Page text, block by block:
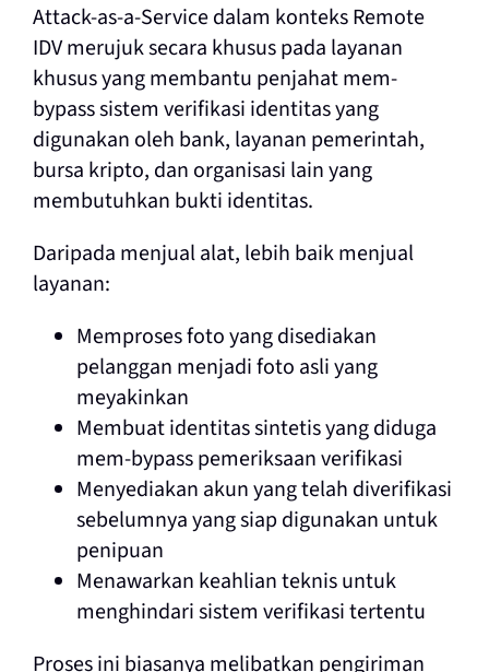
Attack-as-a-Service dalam konteks Remote
IDV merujuk secara khusus pada layanan
khusus yang membantu penjahat mem-
bypass sistem verifikasi identitas yang
digunakan oleh bank, layanan pemerintah,
bursa kripto, dan organisasi lain yang
membutuhkan bukti identitas.
Daripada menjual alat, lebih baik menjual
layanan:
Memproses foto yang disediakan
pelanggan menjadi foto asli yang
meyakinkan
Membuat identitas sintetis yang diduga
mem-bypass pemeriksaan verifikasi
Menyediakan akun yang telah diverifikasi
sebelumnya yang siap digunakan untuk
penipuan
Menawarkan keahlian teknis untuk
menghindari sistem verifikasi tertentu
Proses ini biasanya melibatkan pengiriman